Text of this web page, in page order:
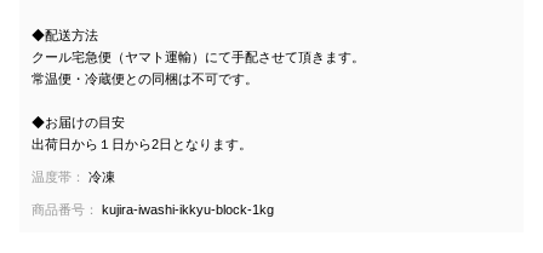
◆配送方法
クール宅急便（ヤマト運輸）にて手配させて頂きます。
常温便・冷蔵便との同梱は不可です。
◆お届けの目安
出荷日から１日から2日となります。
温度帯： 冷凍
商品番号： kujira-iwashi-ikkyu-block-1kg